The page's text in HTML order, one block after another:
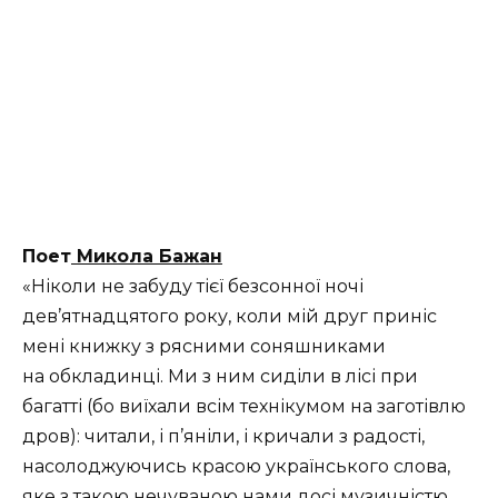
Поет Микола Бажан
«Ніколи не забуду тієї безсонної ночі
дев’ятнадцятого року, коли мій друг приніс
мені книжку з рясними соняшниками
на обкладинці. Ми з ним сиділи в лісі при
багатті (бо виїхали всім технікумом на заготівлю
дров): читали, і п’яніли, і кричали з радості,
насолоджуючись красою українського слова,